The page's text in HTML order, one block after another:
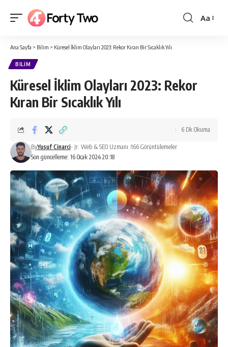
Yazı
Aa
Ana Sayfa > Bilim > Küresel İklim Olayları 2023: Rekor Kıran Bir Sıcaklık Yılı
BILIM
Küresel İklim Olayları 2023: Rekor
Kıran Bir Sıcaklık Yılı
Son güncelleme: 16 Ocak 2024 20:18
ByYusuf Cinarci- Jr. Web & SEO Uzmanı 166 Görüntülemeler
6 Dk Okuma